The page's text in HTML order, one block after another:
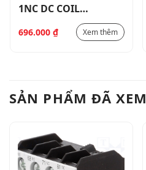
1NC DC COIL
696.000 ₫ Xem thêm
SẢN PHẨM ĐÃ XEM